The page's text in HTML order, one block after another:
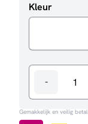
Kleur
-
Vloerlamp
Joep
aantal
Gemakkelijk en veilig